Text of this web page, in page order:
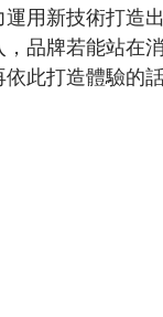
用新技術打造
品牌若能站在
此打造體驗的